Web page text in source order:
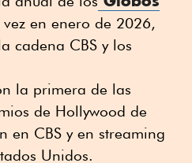
en enero de 2026,
cadena CBS y los
la primera de las
de Hollywood de
en CBS y en streaming
Unidos.